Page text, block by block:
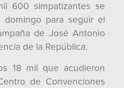
600 simpatizantes se
domingo para seguir el
de José Antonio
de la República.
18 mil que acudieron
de Convenciones